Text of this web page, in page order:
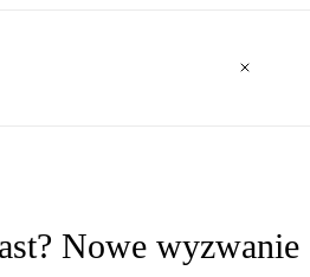
Nowe wyzwanie